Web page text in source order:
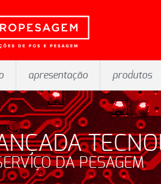
apresentação produtos
DA PESAGEM